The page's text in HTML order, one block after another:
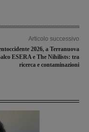
Articolo successivo
2026, a Terranuova
ESERA e The Nihilists: tra
ricerca e contaminazioni